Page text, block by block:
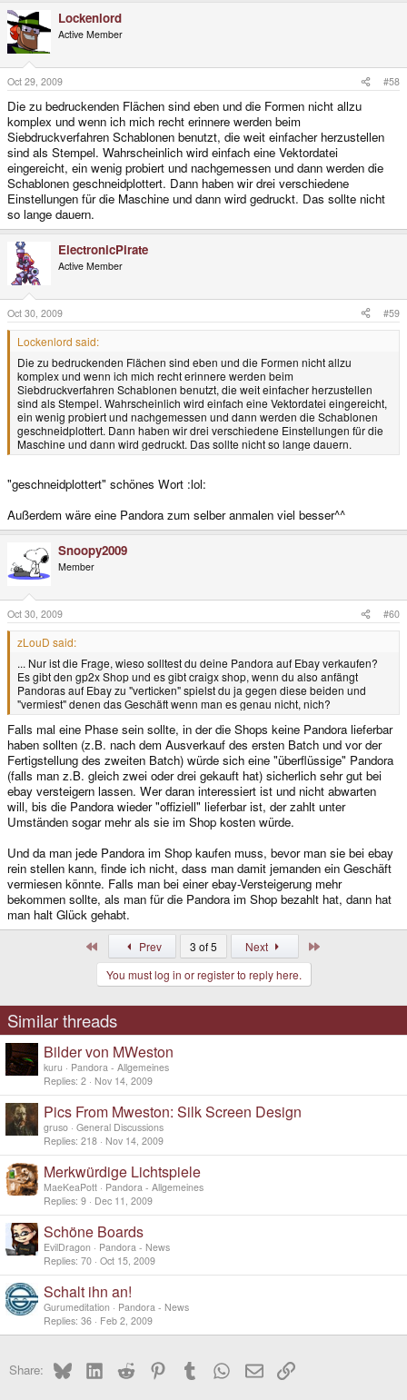
Lockenlord
Active Member
Oct 29, 2009 #58
Die zu bedruckenden Flächen sind eben und die Formen nicht allzu
komplex und wenn ich mich recht erinnere werden beim
Siebdruckverfahren Schablonen benutzt, die weit einfacher herzustellen
sind als Stempel. Wahrscheinlich wird einfach eine Vektordatei
eingereicht, ein wenig probiert und nachgemessen und dann werden die
Schablonen geschneidplottert. Dann haben wir drei verschiedene
Einstellungen für die Maschine und dann wird gedruckt. Das sollte nicht
so lange dauern.
ElectronicPirate
Active Member
Oct 30, 2009 #59
Lockenlord said:
Die zu bedruckenden Flächen sind eben und die Formen nicht allzu
komplex und wenn ich mich recht erinnere werden beim
Siebdruckverfahren Schablonen benutzt, die weit einfacher herzustellen
sind als Stempel. Wahrscheinlich wird einfach eine Vektordatei eingereicht,
ein wenig probiert und nachgemessen und dann werden die Schablonen
geschneidplottert. Dann haben wir drei verschiedene Einstellungen für die
Maschine und dann wird gedruckt. Das sollte nicht so lange dauern.
"geschneidplottert" schönes Wort :lol:
Außerdem wäre eine Pandora zum selber anmalen viel besser^^
Snoopy2009
Member
Oct 30, 2009 #60
zLouD said:
... Nur ist die Frage, wieso solltest du deine Pandora auf Ebay verkaufen?
Es gibt den gp2x Shop und es gibt craigx shop, wenn du also anfängt
Pandoras auf Ebay zu "verticken" spielst du ja gegen diese beiden und
"vermiest" denen das Geschäft wenn man es genau nicht, nich?
Falls mal eine Phase sein sollte, in der die Shops keine Pandora lieferbar
haben sollten (z.B. nach dem Ausverkauf des ersten Batch und vor der
Fertigstellung des zweiten Batch) würde sich eine "überflüssige" Pandora
(falls man z.B. gleich zwei oder drei gekauft hat) sicherlich sehr gut bei
ebay versteigern lassen. Wer daran interessiert ist und nicht abwarten
will, bis die Pandora wieder "offiziell" lieferbar ist, der zahlt unter
Umständen sogar mehr als sie im Shop kosten würde.
Und da man jede Pandora im Shop kaufen muss, bevor man sie bei ebay
rein stellen kann, finde ich nicht, dass man damit jemanden ein Geschäft
vermiesen könnte. Falls man bei einer ebay-Versteigerung mehr
bekommen sollte, als man für die Pandora im Shop bezahlt hat, dann hat
man halt Glück gehabt.
Prev 3 of 5 Next
You must log in or register to reply here.
Similar threads
Bilder von MWeston
kuru
Pandora - Allgemeines
Replies 2 Nov 14, 2009
Pics From Mweston: Silk Screen Design
gruso General Discussions
Replies 218 Nov 14, 2009
Merkwürdige Lichtspiele
MaeKeaPott
Pandora - Allgemeines
Replies 9 Dec 11, 2009
Schöne Boards
EvilDragon
Pandora - News
Replies 70 Oct 15, 2009
Schalt ihn an!
Gurumeditation
Pandora - News
Replies 36 Feb 2, 2009
Share: BlueskyLinkedInReddit PinterestTumblr WhatsApp
EmailLink